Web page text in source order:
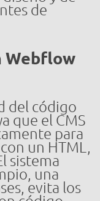
de
Webflow
del código
que el CMS
para
un HTML,
sistema
una
evita los